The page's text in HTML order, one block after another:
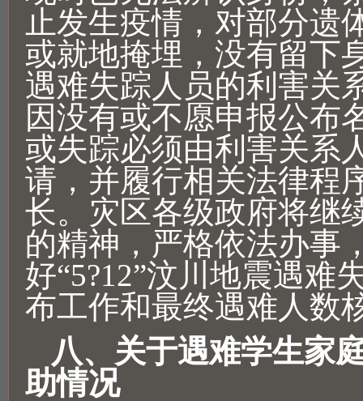
止发生疫情，对部分遗
或就地掩埋，没有留下
遇难失踪人员的利害关
因没有或不愿申报公布
或失踪必须由利害关系
请，并履行相关法律程
长。灾区各级政府将继
的精神，严格依法办事
好“5?12”汶川地震遇难
布工作和最终遇难人数
八、关于遇难学生家
助情况